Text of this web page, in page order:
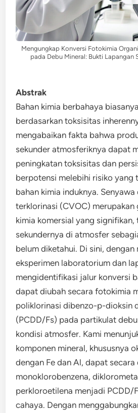
Mengungkap Konversi Fotokimia
pada Debu Mineral: Bukti Lapangan
Abstrak
Bahan kimia berbahaya
berdasarkan toksisitas
mengabaikan fakta bahwa
sekunder atmosferiknya dapat
peningkatan toksisitas dan
berpotensi melebihi risiko yang
bahan kimia induknya.
terklorinasi (CVOC) merupakan
kimia komersial yang
sekundernya di atmosfer
belum diketahui. Di sini,
eksperimen laboratorium dan
mengidentifikasi jalur konversi
dapat diubah secara fotokimia
poliklorinasi dibenzo-p-dioksin
(PCDD/Fs) pada partikulat
kondisi atmosfer. Kami
komponen mineral, khususnya
dengan Fe dan Al, dapat
monoklorobenzena,
perkloroetilena menjadi PCDD/
cahaya. Dengan